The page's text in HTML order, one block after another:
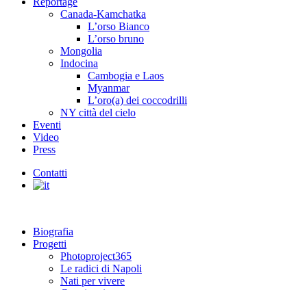
Canada-Kamchatka
L’orso Bianco
L’orso bruno
Mongolia
Indocina
Cambogia e Laos
Myanmar
L’oro(a) dei coccodrilli
NY città del cielo
Eventi
Video
Press
Contatti
Biografia
Progetti
Photoproject365
Le radici di Napoli
Nati per vivere